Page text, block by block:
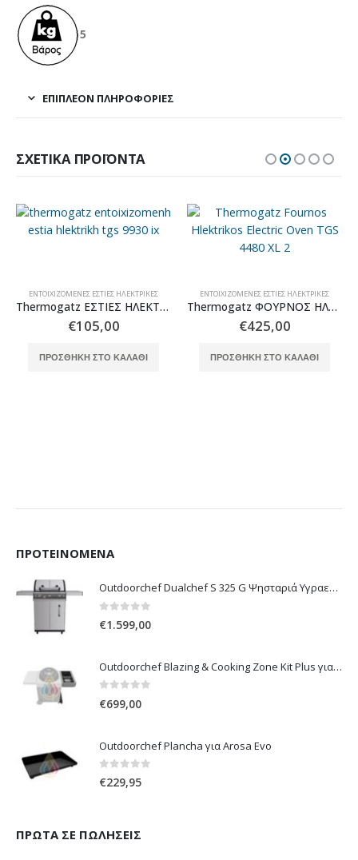
5
ΕΠΙΠΛΈΟΝ ΠΛΗΡΟΦΟΡΊΕΣ
ΣΧΕΤΙΚΆ ΠΡΟΪΌΝΤΑ
ΕΝΤΟΙΧΙΖΌΜΕΝΕΣ ΕΣΤΊΕΣ ΗΛΕΚΤΡΙΚΈΣ
Thermogatz ΕΣΤΙΕΣ ΗΛΕΚΤΡΙΚΕΣ DOMINO TGS E 9930 IX
€105,00
ΠΡΟΣΘΉΚΗ ΣΤΟ ΚΑΛΆΘΙ
ΕΝΤΟΙΧΙΖΌΜΕΝΕΣ ΕΣΤΊΕΣ ΗΛΕΚΤΡΙΚΈΣ
Thermogatz ΦΟΥΡΝΟΣ ΗΛΕΚΤΡΙΚΟΣ TGS 4480 XL 80Lt
€425,00
ΠΡΟΣΘΉΚΗ ΣΤΟ ΚΑΛΆΘΙ
ΠΡΟΤΕΙΝΌΜΕΝΑ
Outdoorchef Dualchef S 325 G Ψησταριά Υγραερίου
€1.599,00
Outdoorchef Blazing & Cooking Zone Kit Plus για Ψησταριά Arosa Evo
€699,00
Outdoorchef Plancha για Arosa Evo
0out of 5
€229,95
ΠΡΏΤΑ ΣΕ ΠΩΛΉΣΕΙΣ